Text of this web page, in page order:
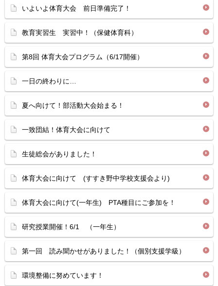
いよいよ体育大会 前日準備完了！
教育実習生 実習中！（保健体育科）
第8回 体育大会プログラム（6/17開催）
一日の終わりに…
夏へ向けて！部活動大会始まる！
一致団結！体育大会に向けて
生徒総会がありました！
体育大会に向けて (すすき野中学校支援会より)
体育大会に向けて(一年生) PTA種目にご参加を！
研究授業開催！6/1 （一年生）
第一回 読み聞かせがありました！（個別支援学級）
環境整備に努めています！